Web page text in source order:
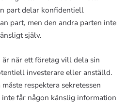
part delar konfidentiell
part, men den andra parten inte
själv.
är när ett företag vill dela sin
investerare eller anställd.
respektera sekretessen
inte får någon känslig information